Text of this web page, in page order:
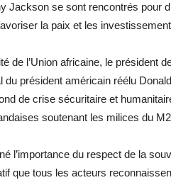
Jackson se sont rencontrés pour
la paix et les
de l’Union africaine, le président
président américain réélu
de crise sécuritaire et
soutenant les milices du
l’importance du respect de la
que tous les acteurs